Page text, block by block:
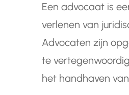
Een advocaat is
verlenen van
Advocaten zijn
te
het handhaven